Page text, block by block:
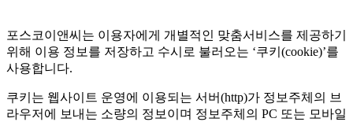
포스코이앤씨는 이용자에게 개별적인 맞춤서비스를 제공하기
위해 이용 정보를 저장하고 수시로 불러오는 ‘쿠키(cookie)’를
사용합니다.
쿠키는 웹사이트 운영에 이용되는 서버(http)가 정보주체의 브
라우저에 보내는 소량의 정보이며 정보주체의 PC 또는 모바일